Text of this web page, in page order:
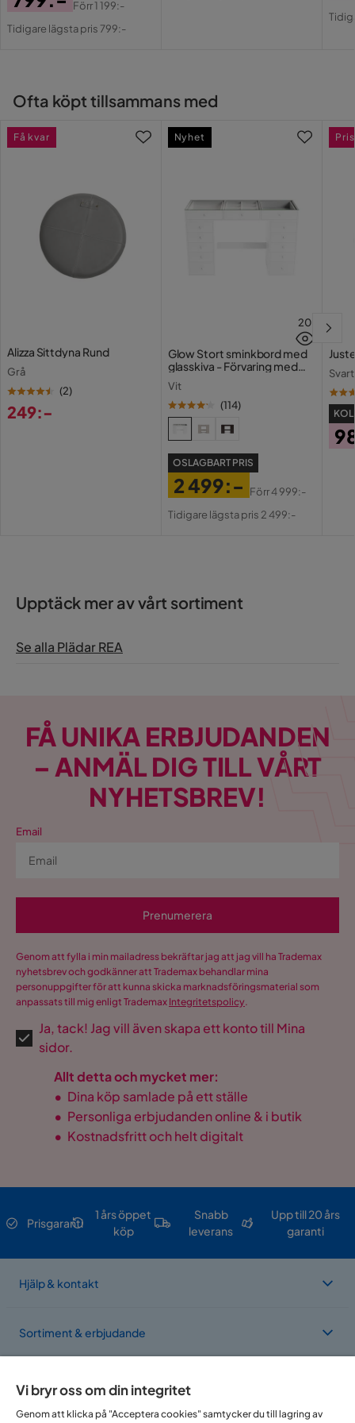
Pris
Original
Förr1 199:-
Tidigare lägsta pris 799:-
Ofta köpt tillsammans med
Alizza Sittdyna Rund
Grå
(2)
249:-
Få kvar
20
Glow Stort sminkbord med
glasskiva - Förvaring med
Vit
(114)
OSLAGBART PRIS
Pris
2 499:-
Original
Förr4 999:-
Tidigare lägsta pris 2 499:-
Nyhet
Svart
Upptäck mer av vårt sortiment
Se alla Plädar REA
FÅ UNIKA ERBJUDANDEN
– ANMÄL DIG TILL VÅRT
NYHETSBREV!
Email
Prenumerera
Genom att fylla i min mailadress bekräftar jag att jag vill ha Trademax
nyhetsbrev och godkänner att Trademax behandlar mina
personuppgifter för att kunna skicka marknadsföringsmaterial som
anpassats till mig enligt Trademax Integritetspolicy.
Ja, tack! Jag vill även skapa ett konto till Mina
sidor.
Allt detta och mycket mer:
• Dina köp samlade på ett ställe
• Personliga erbjudanden online & i butik
• Kostnadsfritt och helt digitalt
Prisgaranti
1 års öppet
köp
Snabb
leverans
Upp till 20 års
garanti
Hjälp & kontakt
Sortiment & erbjudande
Vi bryr oss om din integritet
Genom att klicka på "Acceptera cookies" samtycker du till lagring av